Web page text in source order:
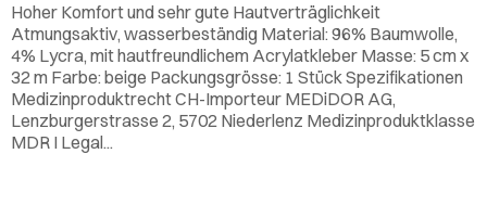
Hoher Komfort und sehr gute Hautverträglichkeit
Atmungsaktiv, wasserbeständig Material: 96% Baumwolle,
4% Lycra, mit hautfreundlichem Acrylatkleber Masse: 5 cm x
32 m Farbe: beige Packungsgrösse: 1 Stück Spezifikationen
Medizinproduktrecht CH-Importeur MEDiDOR AG,
Lenzburgerstrasse 2, 5702 Niederlenz Medizinproduktklasse
MDR I Legal...